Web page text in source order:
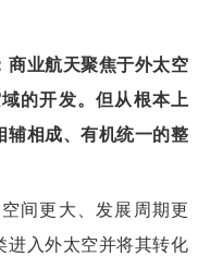
商业航天聚焦于外太空
的开发。但从根本上
辅相成、有机统一的整
间更大、发展周期更
进入外太空并将其转化